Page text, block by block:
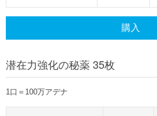
購入
潜在力強化の秘薬 35枚
1口＝100万アデナ